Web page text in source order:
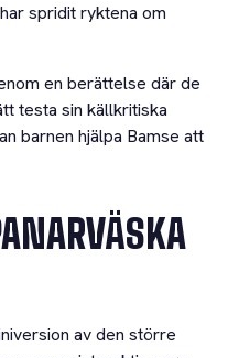
spridit ryktena om
en berättelse där de
testa sin källkritiska
barnen hjälpa Bamse att
av den större